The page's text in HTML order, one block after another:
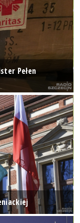
Pełen